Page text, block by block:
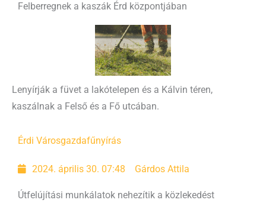
Felberregnek a kaszák Érd központjában
Lenyírják a füvet a lakótelepen és a Kálvin téren,
kaszálnak a Felső és a Fő utcában.
Érdi Városgazdafűnyírás
2024. április 30. 07:48 Gárdos Attila
Útfelújítási munkálatok nehezítik a közlekedést